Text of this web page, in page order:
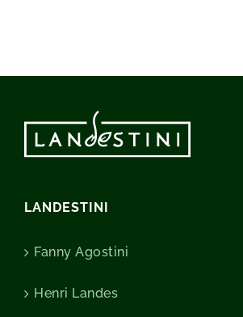
LANDESTINI
Fanny Agostini
Henri Landes